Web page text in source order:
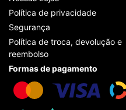
Política de privacidade
Segurança
Política de troca, devolução e
reembolso
Formas de pagamento